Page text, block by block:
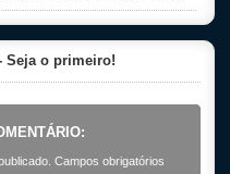
Seja o primeiro!
Campos obrigatórios